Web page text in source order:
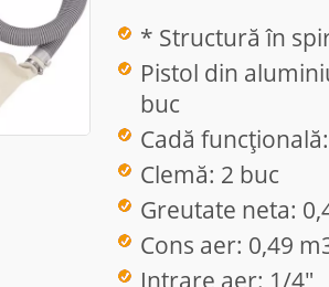
* Structură în
Pistol din
buc
Cadă
Clemă: 2 buc
Greutate neta:
Cons aer: 0,49
Intrare aer: 1/4"